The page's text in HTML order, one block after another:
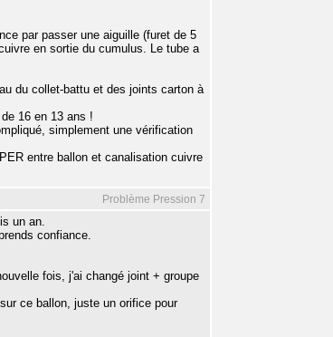
par passer une aiguille (furet de 5
en sortie du cumulus. Le tube a
du collet-battu et des joints carton à
16 en 13 ans !
simplement une vérification
entre ballon et canalisation cuivre
Problème Pression 7
un an.
confiance.
fois, j'ai changé joint + groupe
ce ballon, juste un orifice pour